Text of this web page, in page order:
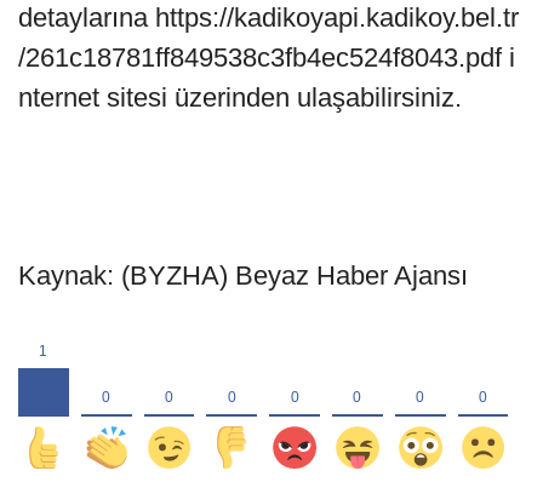
detaylarına https://kadikoyapi.kadikoy.bel.tr
/261c18781ff849538c3fb4ec524f8043.pdf i
nternet sitesi üzerinden ulaşabilirsiniz.
Kaynak: (BYZHA) Beyaz Haber Ajansı